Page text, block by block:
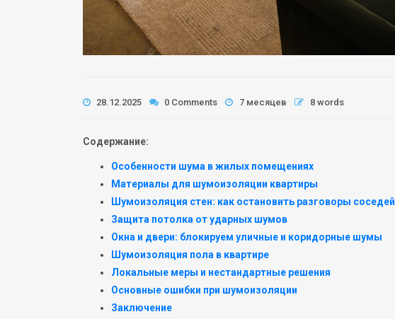
28.12.2025 0 Comments 7 месяцев 8 words
Содержание:
Особенности шума в жилых помещениях
Материалы для шумоизоляции квартиры
Шумоизоляция стен: как остановить разговоры соседей
Защита потолка от ударных шумов
Окна и двери: блокируем уличные и коридорные шумы
Шумоизоляция пола в квартире
Локальные меры и нестандартные решения
Основные ошибки при шумоизоляции
Заключение